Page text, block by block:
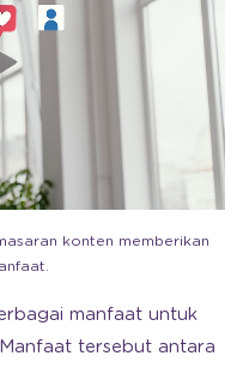
konten memberikan
manfaat untuk
tersebut antara